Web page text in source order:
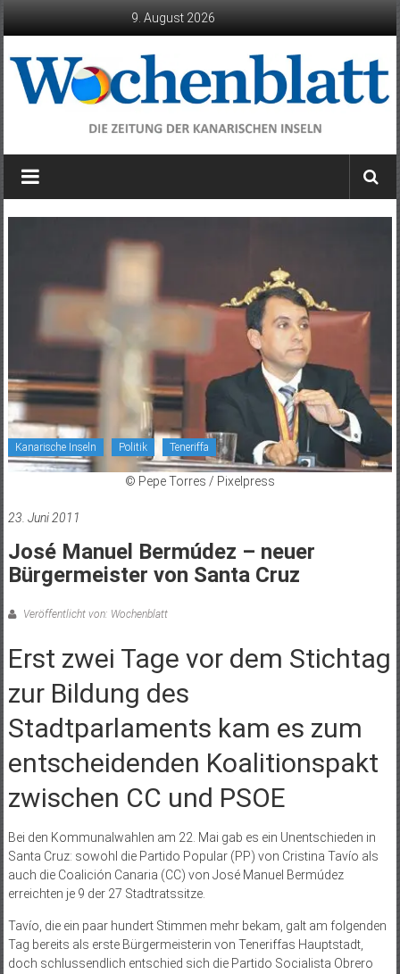
9. August 2026
Wochenblatt
die
Kanarische Inseln Politik Teneriffa
© Pepe Torres / Pixelpress
23. Juni 2011
José Manuel Bermúdez – neuer
Bürgermeister von Santa Cruz
Veröffentlicht von: Wochenblatt
Erst zwei Tage vor dem Stichtag
zur Bildung des
Stadtparlaments kam es zum
entscheidenden Koalitionspakt
zwischen CC und PSOE
Bei den Kommunalwahlen am 22. Mai gab es ein Unentschieden in
Santa Cruz: sowohl die Partido Popular (PP) von Cristina Tavío als
auch die Coalición Canaria (CC) von José Manuel Bermúdez
erreichten je 9 der 27 Stadtratssitze.
Tavío, die ein paar hundert Stimmen mehr bekam, galt am folgenden
Tag bereits als erste Bürgermeisterin von Teneriffas Hauptstadt,
doch schlussendlich entschied sich die Partido Socialista Obrero